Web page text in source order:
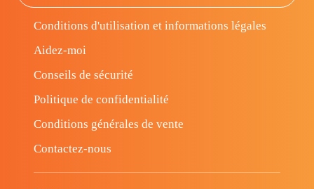
Conditions d'utilisation et informations légales
Aidez-moi
Conseils de sécurité
Politique de confidentialité
Conditions générales de vente
Contactez-nous